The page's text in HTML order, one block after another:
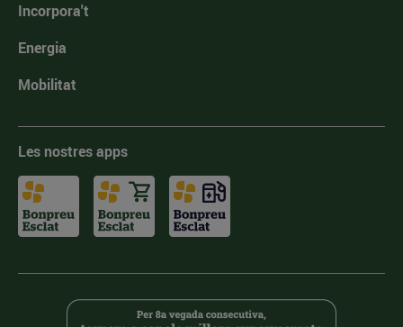
Incorpora't
Energia
Mobilitat
Les nostres apps